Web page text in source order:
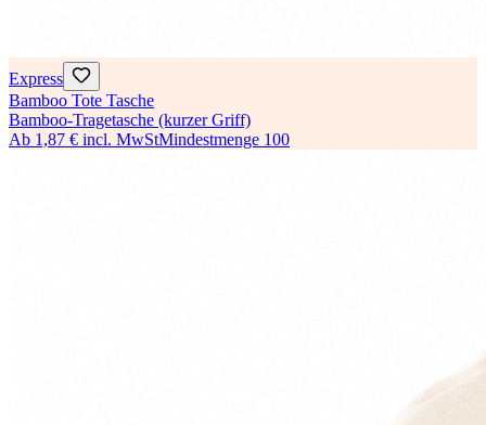
Express
Bamboo Tote Tasche
Bamboo-Tragetasche (kurzer Griff)
Ab 1,87 € incl. MwStMindestmenge 100